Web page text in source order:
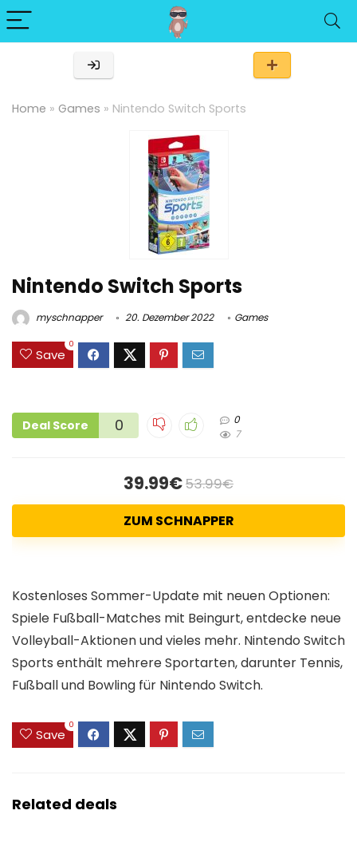
Home » Games » Nintendo Switch Sports
Nintendo Switch Sports
myschnapper 20. Dezember 2022 Games
Save
0
Deal Score 0
0
7
39.99€53.99€
ZUM SCHNAPPER
Kostenloses Sommer-Update mit neuen Optionen:
Spiele Fußball-Matches mit Beingurt, entdecke neue
Volleyball-Aktionen und vieles mehr. Nintendo Switch
Sports enthält mehrere Sportarten, darunter Tennis,
Fußball und Bowling für Nintendo Switch.
Save
0
Related deals